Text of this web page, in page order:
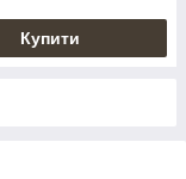
Купити